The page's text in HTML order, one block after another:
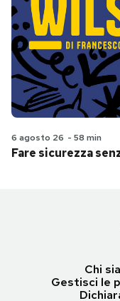
6 agosto 26 - 58 min
Fare sicurezza
Chi
Gestisci le